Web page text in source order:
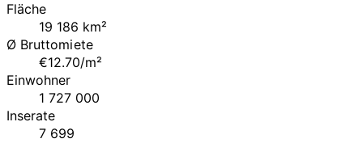
Fläche
19 186 km²
Ø Bruttomiete
€12.70/m²
Einwohner
1 727 000
Inserate
7 699